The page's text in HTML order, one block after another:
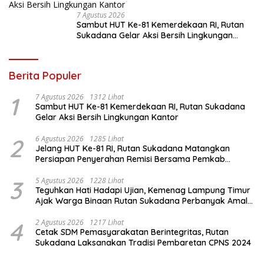
7 Agustus 2026
Sambut HUT Ke-81 Kemerdekaan RI, Rutan
Sukadana Gelar Aksi Bersih Lingkungan
Berita Populer
1 7 Agustus 2026 1312 Lihat
Sambut HUT Ke-81 Kemerdekaan RI, Rutan Sukadana
Gelar Aksi Bersih Lingkungan Kantor
2 6 Agustus 2026 1285 Lihat
Jelang HUT Ke-81 RI, Rutan Sukadana Matangkan
Persiapan Penyerahan Remisi Bersama Pemkab
3 5 Agustus 2026 1228 Lihat
Teguhkan Hati Hadapi Ujian, Kemenag Lampung Timur
Ajak Warga Binaan Rutan Sukadana Perbanyak Amal
4 2 Agustus 2026 1217 Lihat
Cetak SDM Pemasyarakatan Berintegritas, Rutan
Sukadana Laksanakan Tradisi Pembaretan CPNS 2024